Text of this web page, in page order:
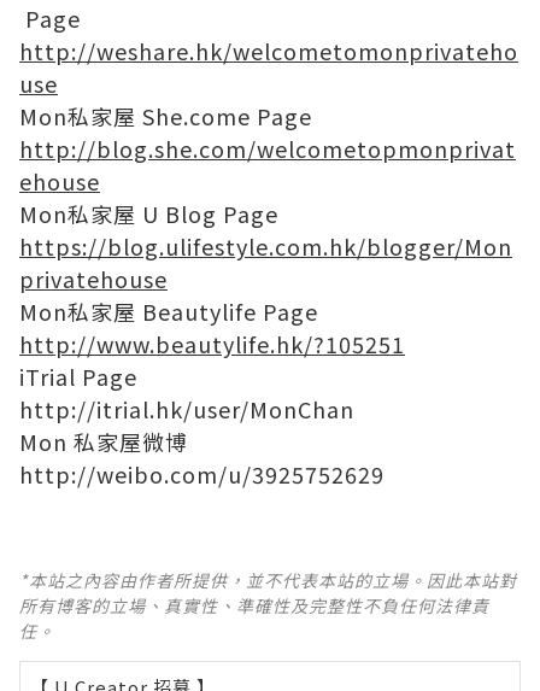
Page
http://weshare.hk/welcometomonprivateho
use
Mon私家屋 She.come Page
http://blog.she.com/welcometopmonprivat
ehouse
Mon私家屋 U Blog Page
https://blog.ulifestyle.com.hk/blogger/Mon
privatehouse
Mon私家屋 Beautylife Page
http://www.beautylife.hk/?105251
iTrial Page
http://itrial.hk/user/MonChan
Mon 私家屋微博
http://weibo.com/u/3925752629
*本站之內容由作者所提供，並不代表本站的立場。因此本站對
所有博客的立場、真實性、準確性及完整性不負任何法律責
任。